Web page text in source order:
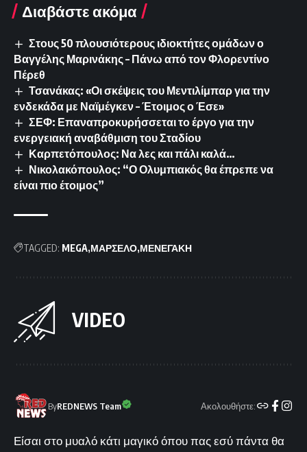
Διαβάστε ακόμα
Στους 50 πλουσιότερους ιδιοκτήτες ομάδων ο
Βαγγέλης Μαρινάκης – Πάνω από τον Φλορεντίνο
Πέρεθ
Τσανάκας: «Οι σκέψεις του Μεντιλίμπαρ για την
ενδεκάδα με Ναϊμέγκεν – Έτοιμος ο Έσε»
ΣΕΦ: Επαναπροκυρήσσεται το έργο για την
ενεργειακή αναβάθμιση του Σταδίου
Καρπετόπουλος: Να λες και πάλι καλά…
Νικολακόπουλος: “Ο Ολυμπιακός θα έπρεπε να
είναι πιο έτοιμος”
TAGGED: MEGA ΜΑΡΣΕΛΟ ΜΕΝΕΓΑΚΗ
VIDEO
ByREDNEWS Team Ακολουθήστε:
Είσαι στο μυαλό κάτι μαγικό όπου πας εσύ πάντα θα